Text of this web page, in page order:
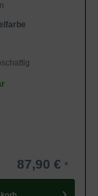
im
zarten
in
und Bienen
87,90 €